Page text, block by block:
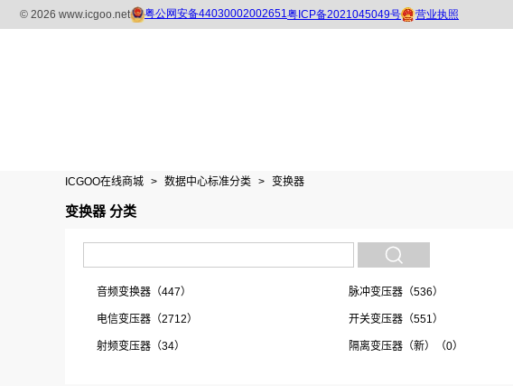
ICGOO在线商城 > 数据中心标准分类 > 变换器
变换器 分类
音频变换器（447） 脉冲变压器（536）
电信变压器（2712） 开关变压器（551）
射频变压器（34） 隔离变压器（新）（0）